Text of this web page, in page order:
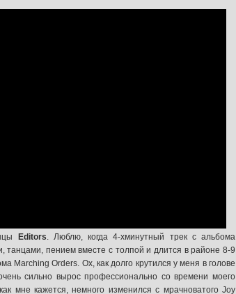
Editors. Люблю, когда 4-хминутный трек с альбома
пением вместе с толпой и длится в районе 8-9
Marching Orders. Ох, как долго крутился у меня в голове
сильно вырос профессионально со времени моего
мне кажется, немного изменился с мрачноватого Joy